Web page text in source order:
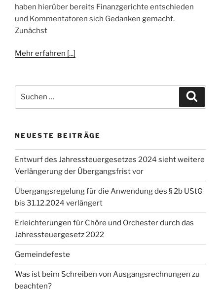
haben hierüber bereits Finanzgerichte entschieden
und Kommentatoren sich Gedanken gemacht.
Zunächst
Mehr erfahren [...]
nach:
NEUESTE BEITRÄGE
Entwurf des Jahressteuergesetzes 2024 sieht weitere
Verlängerung der Übergangsfrist vor
Übergangsregelung für die Anwendung des § 2b UStG
bis 31.12.2024 verlängert
Erleichterungen für Chöre und Orchester durch das
Jahressteuergesetz 2022
Gemeindefeste
Was ist beim Schreiben von Ausgangsrechnungen zu
beachten?